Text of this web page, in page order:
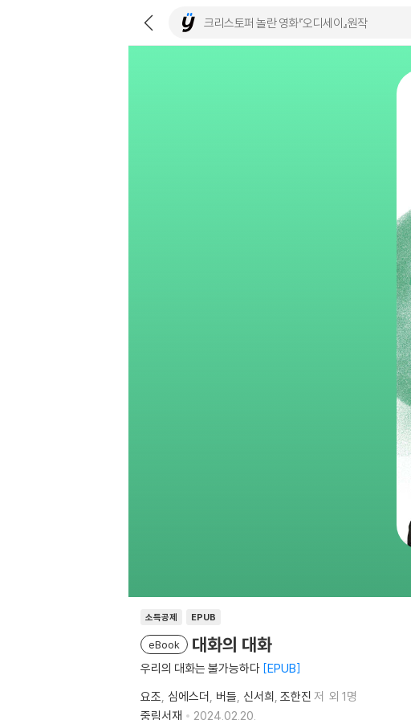
소득공제 EPUB
eBook 대화의 대화
우리의 대화는 불가능하다 EPUB
요조 심에스더 버들 신서희 조한진 저 외 1명
중림서재
2024.02.20.